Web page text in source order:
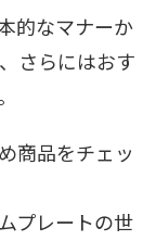
的なマナーか
さらにはおす
商品をチェッ
プレートの世